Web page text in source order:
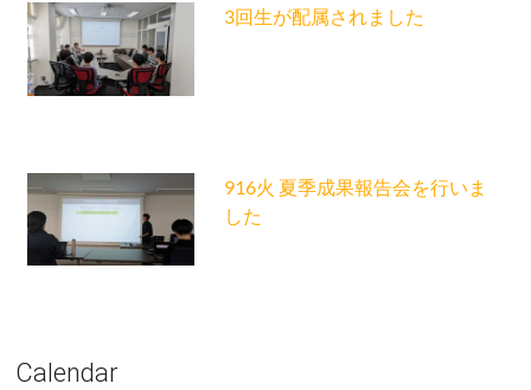
3回生が配属されました
916火 夏季成果報告会を行いま
した
Calendar